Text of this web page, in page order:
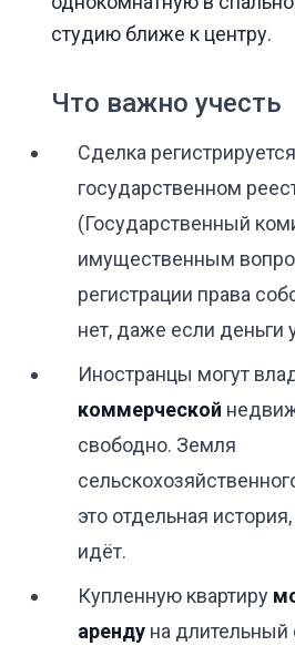
студию ближе к центру.
Что важно учесть
Сделка
государственном
(Государственный
имущественным
регистрации права
нет, даже если деньги
Иностранцы могут
коммерческой
свободно. Земля
это отдельная
идёт.
Купленную квартиру
аренду на длительный